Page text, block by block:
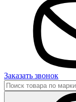
Заказать звонок